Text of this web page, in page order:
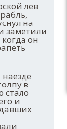
лев
на
заметили
он
в
стало
и